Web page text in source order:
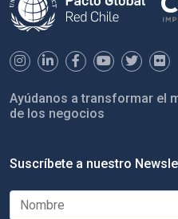
Ayúdanos a transformar el
de los negocios
Suscríbete a nuestro